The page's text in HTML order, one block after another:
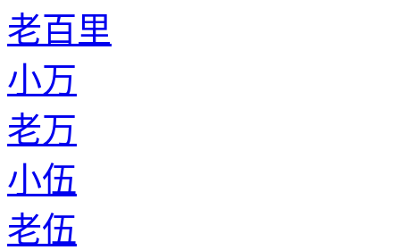
老百里
小万
老万
小伍
老伍